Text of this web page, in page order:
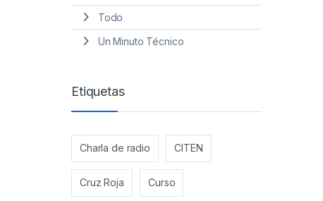
Todo
Un Minuto Técnico
Etiquetas
Charla de radio CITEN
Cruz Roja Curso